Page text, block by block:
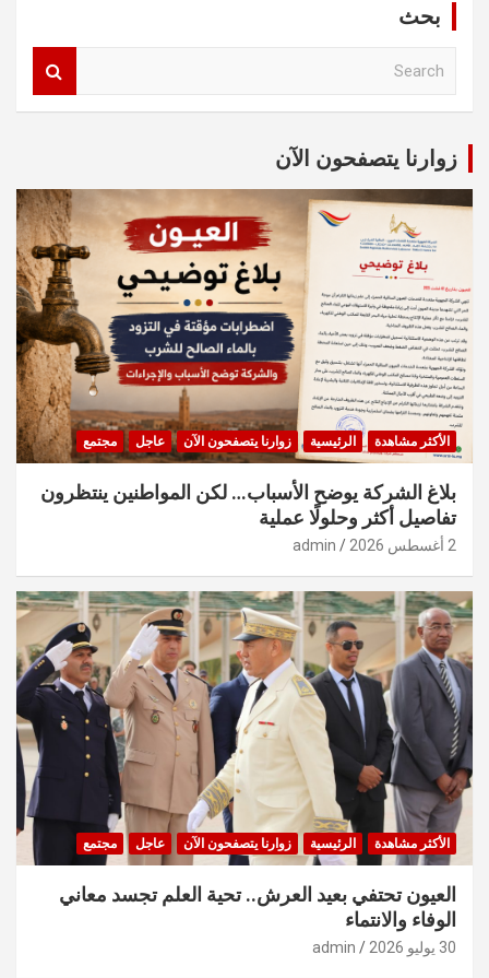
بحث
c
h
زوارنا يتصفحون الآن
الأكثر مشاهدة الرئيسية زوارنا يتصفحون الآن عاجل مجتمع
بلاغ الشركة يوضح الأسباب… لكن المواطنين ينتظرون
تفاصيل أكثر وحلولًا عملية
2 أغسطس 2026 admin
الأكثر مشاهدة الرئيسية زوارنا يتصفحون الآن عاجل مجتمع
العيون تحتفي بعيد العرش.. تحية العلم تجسد معاني
الوفاء والانتماء
30 يوليو 2026 admin